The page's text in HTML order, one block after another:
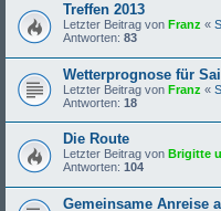
Treffen 2013
Letzter Beitrag von Franz «
Antworten: 83
Wetterprognose für
Letzter Beitrag von Franz «
Antworten: 18
Die Route
Letzter Beitrag von Brigitte
Antworten: 104
Gemeinsame Anreise